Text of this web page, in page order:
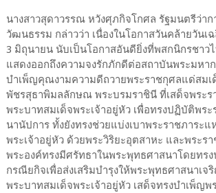
นางสาวสุดาวรรณ หวังศุภกิจโกศล รัฐมนตรีว่าก
วัฒนธรรม กล่าวว่า เนื่องในโอกาสวันคล้ายวันเ
3 มิถุนายน นับเป็นโอกาสอันดียิ่งที่พสกนิกรชาว
แสดงออกถึงความจงรักภักดีต่อสถาบันพระมหา
บำเพ็ญคุณงามความดีถวายพระราชกุศลแด่สมเ
พัชรสุธาพิมลลักษณ พระบรมราชินี ที่เสด็จพระร
พระบาทสมเด็จพระเจ้าอยู่หัว เพื่อทรงปฏิบัติพร
นานัปการ ทั้งยังทรงช่วยแบ่งเบาพระราชภาระแ
พระเจ้าอยู่หัว ด้วยพระวิริยะอุตสาหะ และพระร
พระองค์ทรงมีศรัทธาในพระพุทธศาสนาโดยทร
กรณียกิจเพื่อส่งเสริมบำรุงให้พระพุทธศาสนาเจ
พระบาทสมเด็จพระเจ้าอยู่หัว เสด็จทรงบำเพ็ญพ